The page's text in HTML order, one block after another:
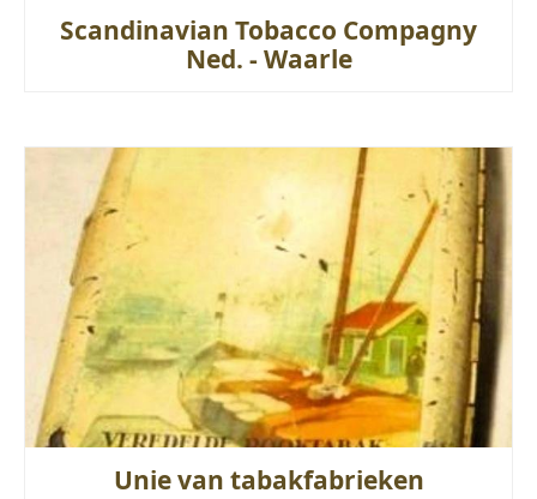
Scandinavian Tobacco Compagny
Ned. - Waarle
Unie van tabakfabrieken